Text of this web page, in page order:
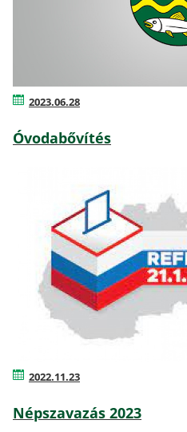
2023.06.28
Óvodabővítés
2022.11.23
Népszavazás 2023